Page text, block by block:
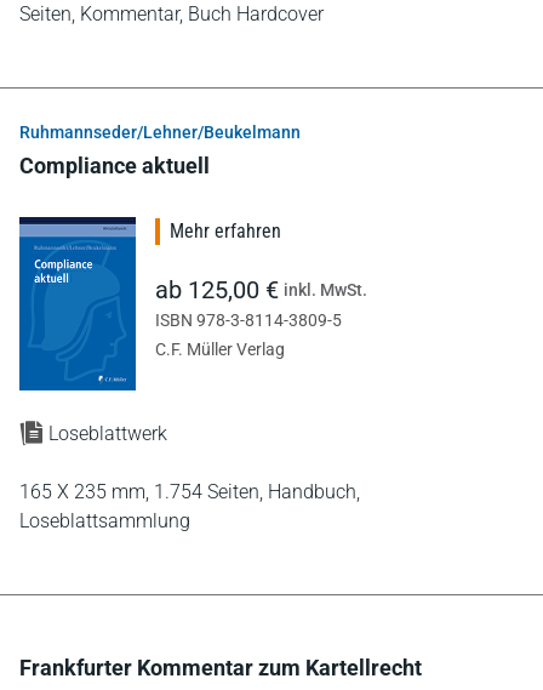
Seiten, Kommentar, Buch Hardcover
Ruhmannseder/Lehner/Beukelmann
Compliance aktuell
Loseblattwerk
165 X 235 mm, 1.754 Seiten, Handbuch,
Loseblattsammlung
Mehr erfahren
ab 125,00 € inkl. MwSt.
ISBN 978-3-8114-3809-5
C.F. Müller Verlag
Frankfurter Kommentar zum Kartellrecht